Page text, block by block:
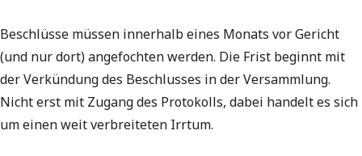
Beschlüsse müssen innerhalb eines Monats vor Gericht
(und nur dort) angefochten werden. Die Frist beginnt mit
der Verkündung des Beschlusses in der Versammlung.
Nicht erst mit Zugang des Protokolls, dabei handelt es sich
um einen weit verbreiteten Irrtum.